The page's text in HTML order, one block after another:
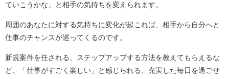
ていこうかな」と相手の気持ちを変えられます。
周囲のあなたに対する気持ちに変化が起これば、相手から自分へと
仕事のチャンスが巡ってくるのです。
新規案件を任される、ステップアップする方法を教えてもらえるな
ど、「仕事がすごく楽しい」と感じられる、充実した毎日を過ごせ